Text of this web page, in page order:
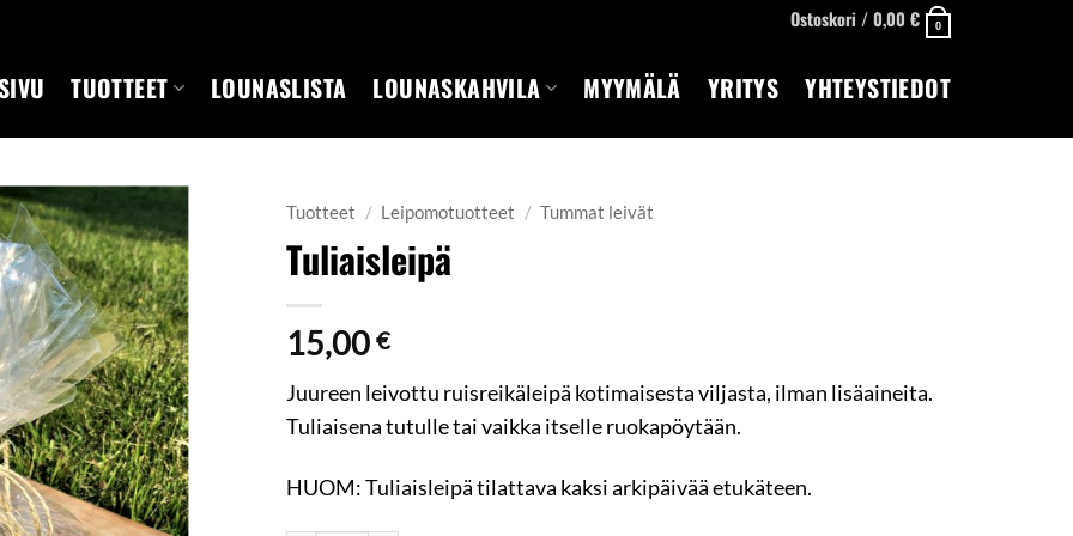
Ostoskori /0,00 € 0
TUOTTEET LOUNASLISTA LOUNASKAHVILA MYYMÄLÄ YRITYS YHTEYSTIEDOT
Tuotteet / Leipomotuotteet / Tummat leivät
Tuliaisleipä
15,00 €
Juureen leivottu ruisreikäleipä kotimaisesta viljasta, ilman lisäaineita.
Tuliaisena tutulle tai vaikka itselle ruokapöytään.
HUOM: Tuliaisleipä tilattava kaksi arkipäivää etukäteen.